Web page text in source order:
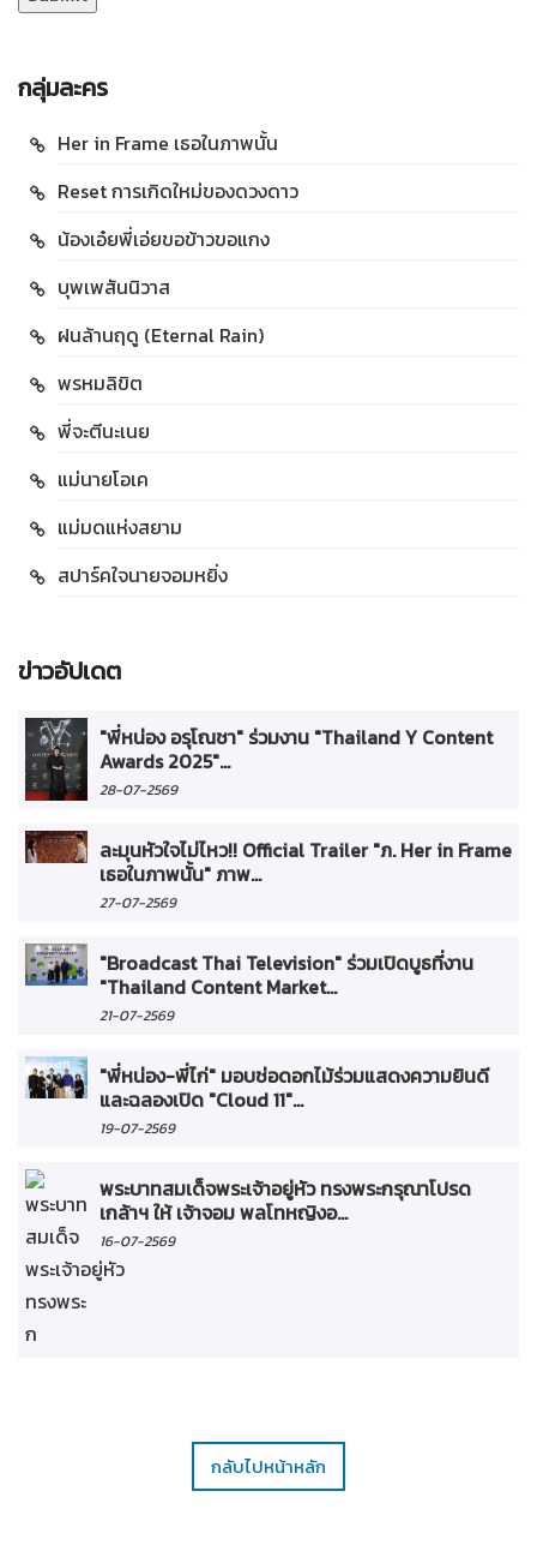
กลุ่มละคร
Her in Frame เธอในภาพนั้น
Reset การเกิดใหม่ของดวงดาว
น้องเอ๋ยพี่เอ่ยขอข้าวขอแกง
บุพเพสันนิวาส
ฝนล้านฤดู (Eternal Rain)
พรหมลิขิต
พี่จะตีนะเนย
แม่นายโอเค
แม่มดแห่งสยาม
สปาร์คใจนายจอมหยิ่ง
ข่าวอัปเดต
"พี่หน่อง อรุโณชา" ร่วมงาน "Thailand Y Content
Awards 2025"...
28-07-2569
ละมุนหัวใจไม่ไหว!! Official Trailer "ภ. Her in Frame
เธอในภาพนั้น" ภาพ...
27-07-2569
"Broadcast Thai Television" ร่วมเปิดบูธที่งาน
"Thailand Content Market...
21-07-2569
"พี่หน่อง-พี่ไก่" มอบช่อดอกไม้ร่วมแสดงความยินดี
และฉลองเปิด "Cloud 11"...
19-07-2569
พระบาทสมเด็จพระเจ้าอยู่หัว ทรงพระกรุณาโปรด
เกล้าฯ ให้ เจ้าจอม พลโทหญิงอ...
16-07-2569
กลับไปหน้าหลัก